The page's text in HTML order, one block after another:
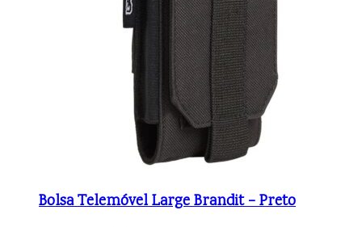
Bolsa Telemóvel Large Brandit – Preto